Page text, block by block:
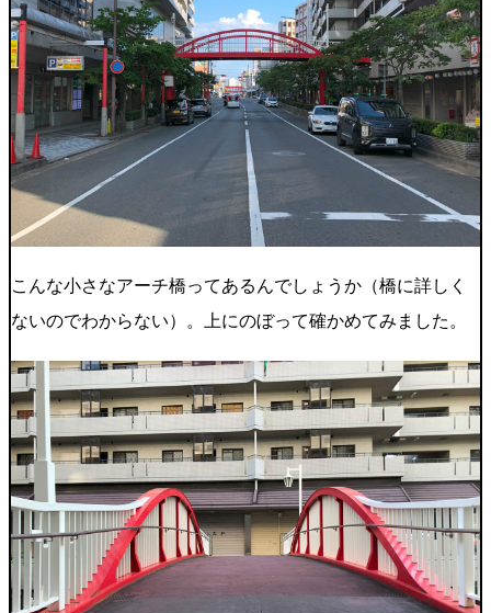
こんな小さなアーチ橋ってあるんでしょうか（橋に詳しく
ないのでわからない）。上にのぼって確かめてみました。